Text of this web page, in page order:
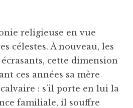
religieuse en vue
célestes. À nouveau, les
cette dimension
ces années sa mère
: s’il porte en lui la
familiale, il souffre